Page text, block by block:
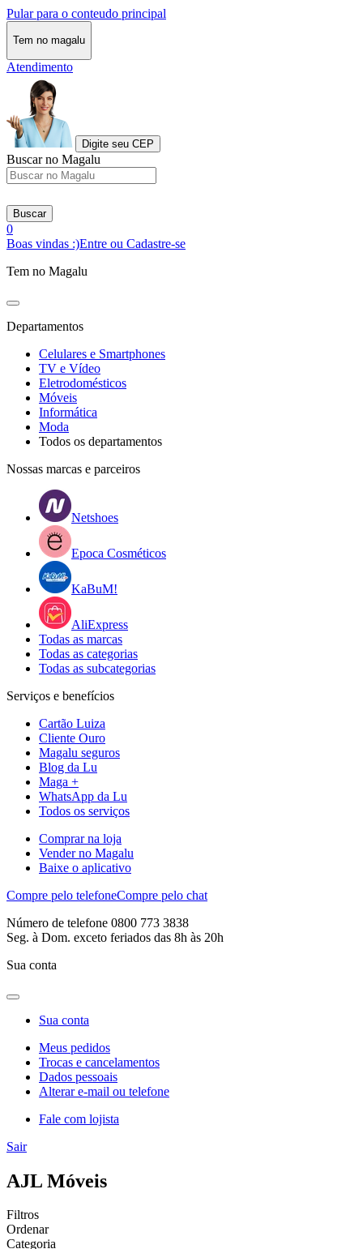
Pular para o conteudo principal
Tem no magalu
Atendimento
Digite seu CEP
Buscar no Magalu
Buscar
0
Boas vindas :)Entre ou Cadastre-se
Tem no Magalu
Departamentos
Celulares e Smartphones
TV e Vídeo
Eletrodomésticos
Móveis
Informática
Moda
Todos os departamentos
Nossas marcas e parceiros
Netshoes
Epoca Cosméticos
KaBuM!
AliExpress
Todas as marcas
Todas as categorias
Todas as subcategorias
Serviços e benefícios
Cartão Luiza
Cliente Ouro
Magalu seguros
Blog da Lu
Maga +
WhatsApp da Lu
Todos os serviços
Comprar na loja
Vender no Magalu
Baixe o aplicativo
Compre pelo telefoneCompre pelo chat
Número de telefone 0800 773 3838
Seg. à Dom. exceto feriados das 8h às 20h
Sua conta
Sua conta
Meus pedidos
Trocas e cancelamentos
Dados pessoais
Alterar e-mail ou telefone
Fale com lojista
Sair
AJL Móveis
Filtros
Ordenar
Categoria